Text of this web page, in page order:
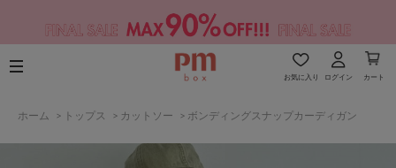
お気に入り ログイン カート
ホーム > トップス > カットソー > ボンディングスナップカーディガン